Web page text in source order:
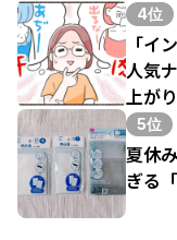
4位
「イ
人気
上が
5位
夏休
ぎる